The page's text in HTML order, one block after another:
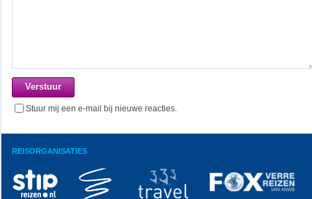
Stuur mij een e-mail bij nieuwe reacties.
REISORGANISATIES